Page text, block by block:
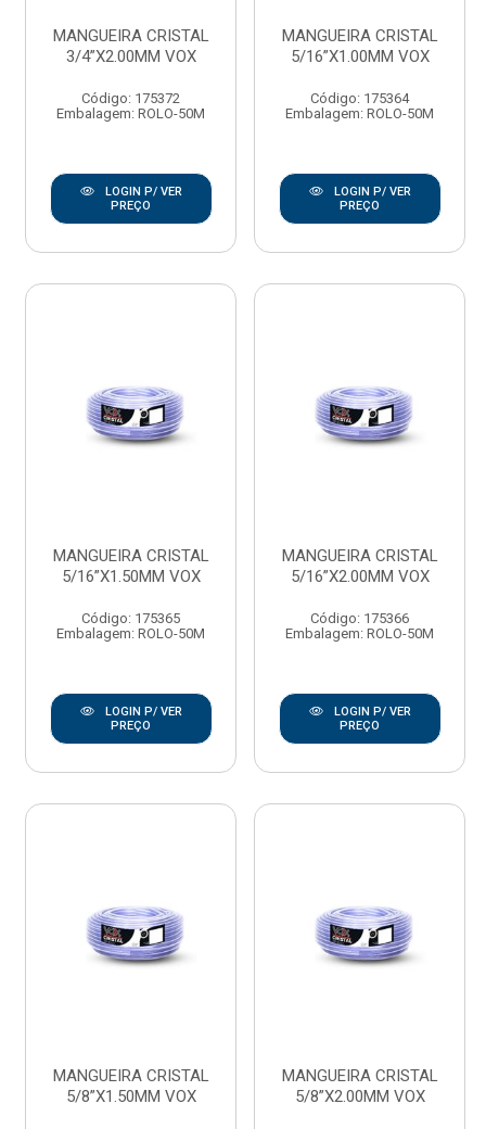
MANGUEIRA CRISTAL
3/4”X2.00MM VOX
Código: 175372
Embalagem: ROLO-50M
LOGIN P/ VER
PREÇO
MANGUEIRA CRISTAL
5/16”X1.00MM VOX
Código: 175364
Embalagem: ROLO-50M
LOGIN P/ VER
PREÇO
MANGUEIRA CRISTAL
5/16”X1.50MM VOX
Código: 175365
Embalagem: ROLO-50M
LOGIN P/ VER
PREÇO
MANGUEIRA CRISTAL
5/16”X2.00MM VOX
Código: 175366
Embalagem: ROLO-50M
LOGIN P/ VER
PREÇO
MANGUEIRA CRISTAL
5/8”X1.50MM VOX
MANGUEIRA CRISTAL
5/8”X2.00MM VOX